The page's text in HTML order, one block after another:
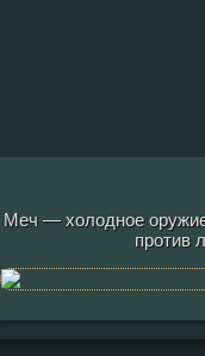
Меч — холодное
против